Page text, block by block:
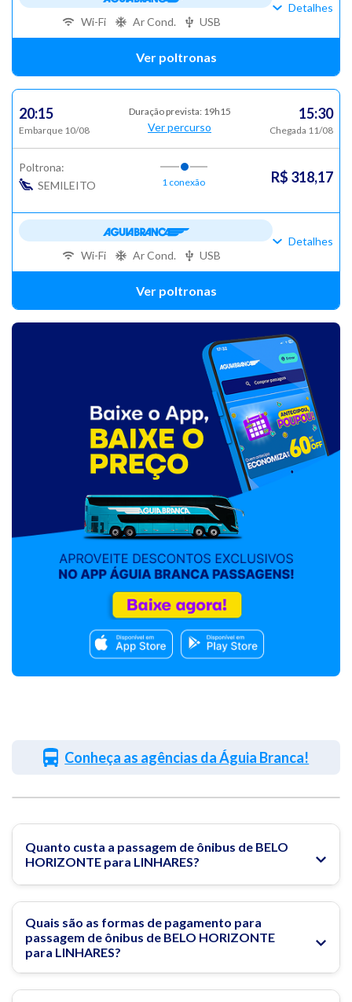
Ver poltronas
Wi-Fi Ar Cond. USB
Detalhes
20:15
Embarque 10/08
Duração prevista: 19h15
Ver percurso
15:30
Chegada 11/08
Poltrona:
SEMILEITO
1 conexão R$ 318,17
Ver poltronas
Wi-Fi Ar Cond. USB
Detalhes
Conheça as agências da Águia Branca!
Quanto custa a passagem de ônibus de BELO
HORIZONTE para LINHARES?
Quais são as formas de pagamento para
passagem de ônibus de BELO HORIZONTE
para LINHARES?